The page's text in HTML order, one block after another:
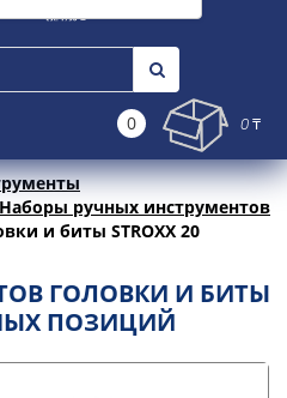
0 0 ₸
Наборы ручных инструментов
и биты STROXX 20
ГОЛОВКИ И БИТЫ
ПОЗИЦИЙ